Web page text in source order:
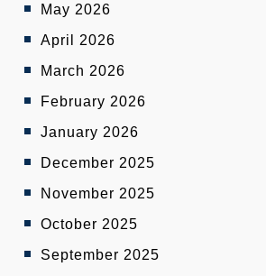
May 2026
April 2026
March 2026
February 2026
January 2026
December 2025
November 2025
October 2025
September 2025